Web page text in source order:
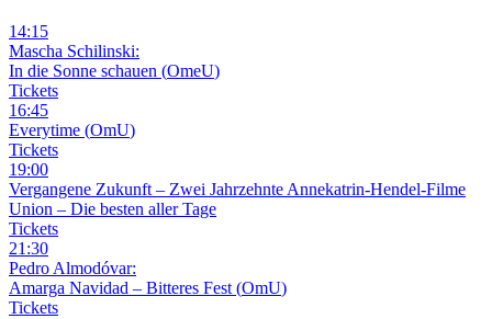
14:15
Mascha Schilinski:
In die Sonne schauen (OmeU)
Tickets
16:45
Everytime (OmU)
Tickets
19:00
Vergangene Zukunft – Zwei Jahrzehnte Annekatrin-Hendel-Filme
Union – Die besten aller Tage
Tickets
21 :30
Pedro Almodóvar:
Amarga Navidad – Bitteres Fest (OmU)
Tickets